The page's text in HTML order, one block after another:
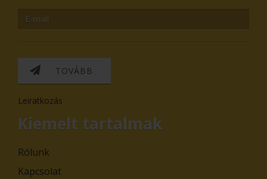
TOVÁBB
Leiratkozás
Kiemelt tartalmak
Rólunk
Kapcsolat